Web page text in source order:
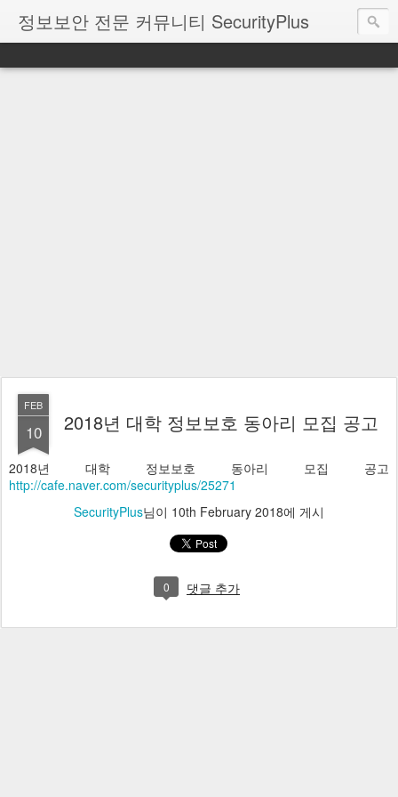
정보보안 전문 커뮤니티 SecurityPlus
FEB
10 2018년 대학 정보보호 동아리 모집 공고
2018년 대학 정보보호 동아리 모집 공고
http://cafe.naver.com/securityplus/25271
SecurityPlus님이 10th February 2018에 게시
0 댓글 추가